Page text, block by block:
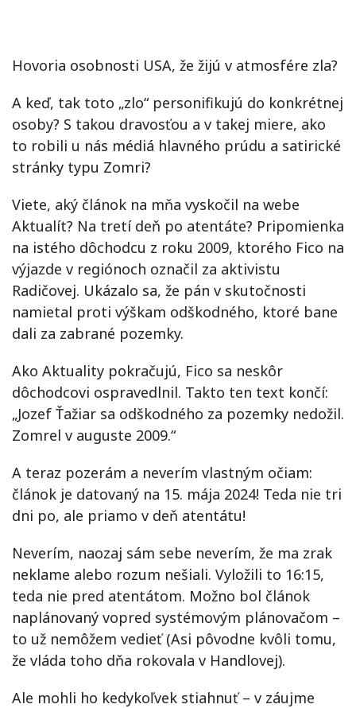
Hovoria osobnosti USA, že žijú v atmosfére zla?
A keď, tak toto „zlo“ personifikujú do konkrétnej
osoby? S takou dravosťou a v takej miere, ako
to robili u nás médiá hlavného prúdu a satirické
stránky typu Zomri?
Viete, aký článok na mňa vyskočil na webe
Aktualít? Na tretí deň po atentáte? Pripomienka
na istého dôchodcu z roku 2009, ktorého Fico na
výjazde v regiónoch označil za aktivistu
Radičovej. Ukázalo sa, že pán v skutočnosti
namietal proti výškam odškodného, ktoré bane
dali za zabrané pozemky.
Ako Aktuality pokračujú, Fico sa neskôr
dôchodcovi ospravedlnil. Takto ten text končí:
„Jozef Ťažiar sa odškodného za pozemky nedožil.
Zomrel v auguste 2009.“
A teraz pozerám a neverím vlastným očiam:
článok je datovaný na 15. mája 2024! Teda nie tri
dni po, ale priamo v deň atentátu!
Neverím, naozaj sám sebe neverím, že ma zrak
neklame alebo rozum nešiali. Vyložili to 16:15,
teda nie pred atentátom. Možno bol článok
naplánovaný vopred systémovým plánovačom –
to už nemôžem vedieť (Asi pôvodne kvôli tomu,
že vláda toho dňa rokovala v Handlovej).
Ale mohli ho kedykoľvek stiahnuť – v záujme